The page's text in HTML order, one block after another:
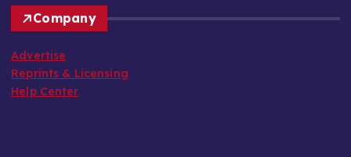
Company
Advertise
Reprints & Licensing
Help Center